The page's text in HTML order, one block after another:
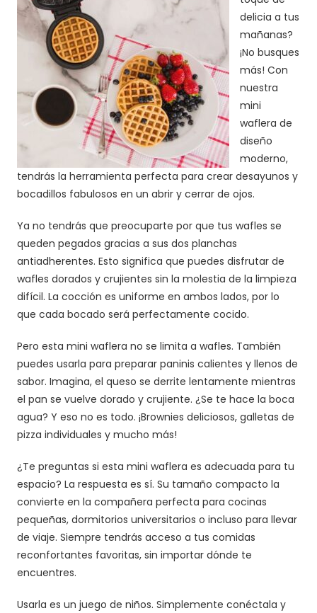
delicia a tus
mañanas?
¡No busques
más! Con
nuestra
mini
waflera de
diseño
moderno,
tendrás la herramienta perfecta para crear desayunos y
bocadillos fabulosos en un abrir y cerrar de ojos.
Ya no tendrás que preocuparte por que tus wafles se
queden pegados gracias a sus dos planchas
antiadherentes. Esto significa que puedes disfrutar de
wafles dorados y crujientes sin la molestia de la limpieza
difícil. La cocción es uniforme en ambos lados, por lo
que cada bocado será perfectamente cocido.
Pero esta mini waflera no se limita a wafles. También
puedes usarla para preparar paninis calientes y llenos de
sabor. Imagina, el queso se derrite lentamente mientras
el pan se vuelve dorado y crujiente. ¿Se te hace la boca
agua? Y eso no es todo. ¡Brownies deliciosos, galletas de
pizza individuales y mucho más!
¿Te preguntas si esta mini waflera es adecuada para tu
espacio? La respuesta es sí. Su tamaño compacto la
convierte en la compañera perfecta para cocinas
pequeñas, dormitorios universitarios o incluso para llevar
de viaje. Siempre tendrás acceso a tus comidas
reconfortantes favoritas, sin importar dónde te
encuentres.
Usarla es un juego de niños. Simplemente conéctala y